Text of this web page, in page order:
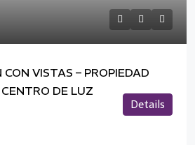
VISTAS – PROPIEDAD
DE LUZ
Details